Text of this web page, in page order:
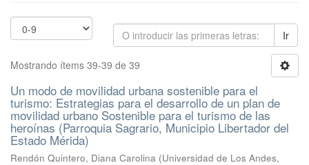
Ir
Mostrando ítems 39-39 de 39
Un modo de movilidad urbana sostenible para el
turismo: Estrategias para el desarrollo de un plan de
movilidad urbano Sostenible para el turismo de las
heroínas (Parroquia Sagrario, Municipio Libertador del
Estado Mérida)
Rendón Quintero, Diana Carolina (Universidad de Los Andes,